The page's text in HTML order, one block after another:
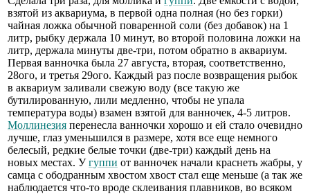
взятой из аквариума, в первой одна полная (но без горки)
чайная ложка обычной поваренной соли (без добавок) на 1
литр, рыбку держала 10 минут, во второй половина ложки на
литр, держала минуты две-три, потом обратно в аквариум.
Первая ванночка была 27 августа, вторая, соответственно,
28ого, и третья 29ого. Каждый раз после возвращения рыбок
в аквариум заливали свежую воду (все такую же
бутилированную, лили медленно, чтобы не упала
температура воды) взамен взятой для ванночек, 4-5 литров.
Моллинезия перенесла ванночки хорошо и ей стало очевидно
лучше, глаз уменьшился в размере, хотя все еще немного
белесый, редкие белые точки (две-три) каждый день на
новых местах. Угуппи от ванночек начали краснеть жабры, у
самца с ободранным хвостом хвост стал еще меньше (а так же
наблюдается что-то вроде склеивания плавников, во всяком